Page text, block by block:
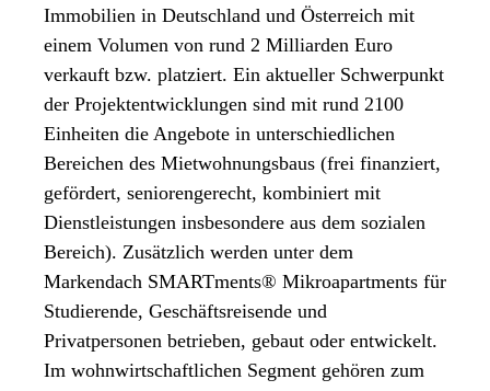
Immobilien in Deutschland und Österreich mit
einem Volumen von rund 2 Milliarden Euro
verkauft bzw. platziert. Ein aktueller Schwerpunkt
der Projektentwicklungen sind mit rund 2100
Einheiten die Angebote in unterschiedlichen
Bereichen des Mietwohnungsbaus (frei finanziert,
gefördert, seniorengerecht, kombiniert mit
Dienstleistungen insbesondere aus dem sozialen
Bereich). Zusätzlich werden unter dem
Markendach SMARTments® Mikroapartments für
Studierende, Geschäftsreisende und
Privatpersonen betrieben, gebaut oder entwickelt.
Im wohnwirtschaftlichen Segment gehören zum